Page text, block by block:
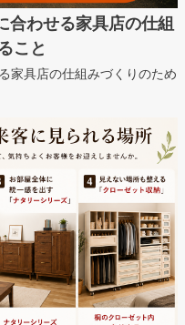
合わせる家具店の仕組
こと
家具店の仕組みづくりのため